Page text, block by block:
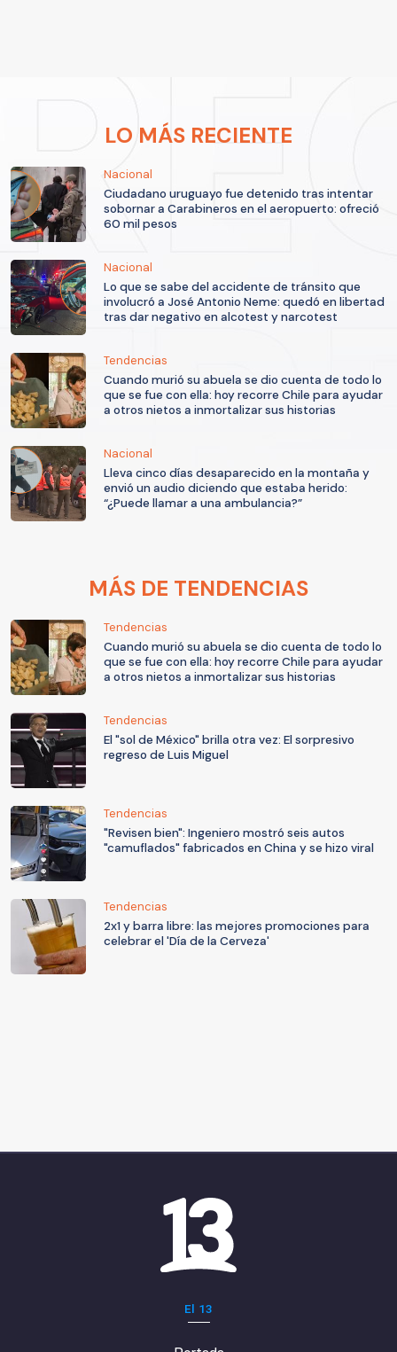
LO MÁS RECIENTE
Nacional
Ciudadano uruguayo fue detenido tras intentar
sobornar a Carabineros en el aeropuerto: ofreció
60 mil pesos
Nacional
Lo que se sabe del accidente de tránsito que
involucró a José Antonio Neme: quedó en libertad
tras dar negativo en alcotest y narcotest
Tendencias
Cuando murió su abuela se dio cuenta de todo lo
que se fue con ella: hoy recorre Chile para ayudar
a otros nietos a inmortalizar sus historias
Nacional
Lleva cinco días desaparecido en la montaña y
envió un audio diciendo que estaba herido:
“¿Puede llamar a una ambulancia?”
MÁS DE TENDENCIAS
Tendencias
Cuando murió su abuela se dio cuenta de todo lo
que se fue con ella: hoy recorre Chile para ayudar
a otros nietos a inmortalizar sus historias
Tendencias
El "sol de México" brilla otra vez: El sorpresivo
regreso de Luis Miguel
Tendencias
"Revisen bien": Ingeniero mostró seis autos
"camuflados" fabricados en China y se hizo viral
Tendencias
2x1 y barra libre: las mejores promociones para
celebrar el 'Día de la Cerveza'
El 13